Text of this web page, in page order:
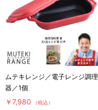
ムテキレンジ／電子レンジ調理
器／1個
￥7,980 （税込）